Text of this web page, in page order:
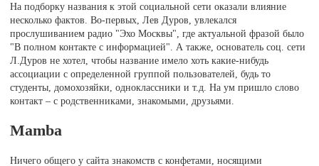
На подборку названия к этой социальной сети оказали влияние
несколько фактов. Во-первых, Лев Дуров, увлекался
прослушиванием радио "Эхо Москвы", где актуальной фразой было
"В полном контакте с информацией". А также, основатель соц. сети
Л.Дуров не хотел, чтобы название имело хоть какие-нибудь
ассоциации с определенной группой пользователей, будь то
студенты, домохозяйки, одноклассники и т.д. На ум пришло слово
контакт – с родственниками, знакомыми, друзьями.
Mamba
Ничего общего у сайта знакомств с конфетами, носящими